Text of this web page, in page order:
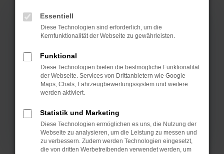
Essentiell
Diese Technologien sind erforderlich, um die
Kernfunktionalität der Webseite zu gewährleisten.
Funktional
Diese Technologien bieten die bestmögliche Funktionalität
der Webseite. Services von Drittanbietern wie Google
Maps, Chats, Fahrzeugbewertungssystem und weitere
werden aktiviert.
Statistik und Marketing
Diese Technologien ermöglichen es uns, die Nutzung der
Webseite zu analysieren, um die Leistung zu messen und
zu verbessern. Zudem werden Technologien eingesetzt,
die von dritten Werbetreibenden verwendet werden, um